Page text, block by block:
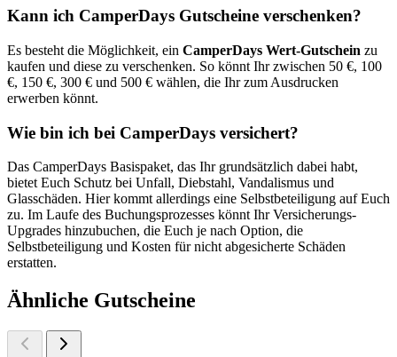
Kann ich CamperDays Gutscheine verschenken?
Es besteht die Möglichkeit, ein CamperDays Wert-Gutschein zu
kaufen und diese zu verschenken. So könnt Ihr zwischen 50 €, 100
€, 150 €, 300 € und 500 € wählen, die Ihr zum Ausdrucken
erwerben könnt.
Wie bin ich bei CamperDays versichert?
Das CamperDays Basispaket, das Ihr grundsätzlich dabei habt,
bietet Euch Schutz bei Unfall, Diebstahl, Vandalismus und
Glasschäden. Hier kommt allerdings eine Selbstbeteiligung auf Euch
zu. Im Laufe des Buchungsprozesses könnt Ihr Versicherungs-
Upgrades hinzubuchen, die Euch je nach Option, die
Selbstbeteiligung und Kosten für nicht abgesicherte Schäden
erstatten.
Ähnliche Gutscheine